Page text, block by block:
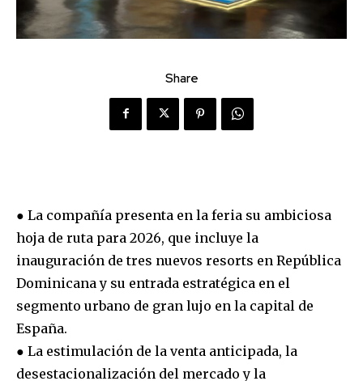
Share
● La compañía presenta en la feria su ambiciosa
hoja de ruta para 2026, que incluye la
inauguración de tres nuevos resorts en República
Dominicana y su entrada estratégica en el
segmento urbano de gran lujo en la capital de
España.
● La estimulación de la venta anticipada, la
desestacionalización del mercado y la